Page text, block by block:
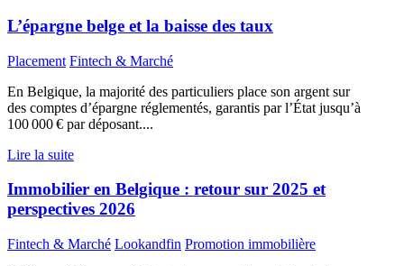
L’épargne belge et la baisse des taux
Placement Fintech & Marché
En Belgique, la majorité des particuliers place son argent sur
des comptes d’épargne réglementés, garantis par l’État jusqu’à
100 000 € par déposant....
Lire la suite
Immobilier en Belgique : retour sur 2025 et
perspectives 2026
Fintech & Marché Lookandfin Promotion immobilière